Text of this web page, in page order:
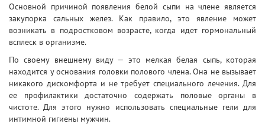
Основной причиной появления белой сыпи на члене является
закупорка сальных желез. Как правило, это явление может
возникать в подростковом возрасте, когда идет гормональный
всплеск в организме.
По своему внешнему виду — это мелкая белая сыпь, которая
находится у основания головки полового члена. Она не вызывает
никакого дискомфорта и не требует специального лечения. Для
ее профилактики достаточно содержать половые органы в
чистоте. Для этого нужно использовать специальные гели для
интимной гигиены мужчин.